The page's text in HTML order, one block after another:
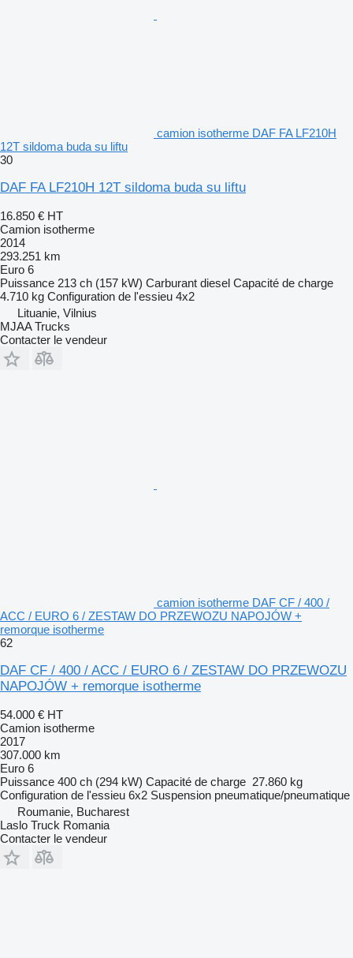
camion isotherme DAF FA LF210H
12T sildoma buda su liftu
30
DAF FA LF210H 12T sildoma buda su liftu
16.850 € HT
Camion isotherme
2014
293.251 km
Euro 6
Puissance 213 ch (157 kW) Carburant diesel Capacité de charge
4.710 kg Configuration de l'essieu 4x2
Lituanie, Vilnius
MJAA Trucks
Contacter le vendeur
camion isotherme DAF CF / 400 /
ACC / EURO 6 / ZESTAW DO PRZEWOZU NAPOJÓW +
remorque isotherme
62
DAF CF / 400 / ACC / EURO 6 / ZESTAW DO PRZEWOZU
NAPOJÓW + remorque isotherme
54.000 € HT
Camion isotherme
2017
307.000 km
Euro 6
Puissance 400 ch (294 kW) Capacité de charge 27.860 kg
Configuration de l'essieu 6x2 Suspension pneumatique/pneumatique
Roumanie, Bucharest
Laslo Truck Romania
Contacter le vendeur